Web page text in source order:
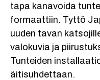
tapa kanavoida
formaattiin. Tyttö
uuden tavan
valokuvia ja
Tunteiden
äitisuhdettaan.